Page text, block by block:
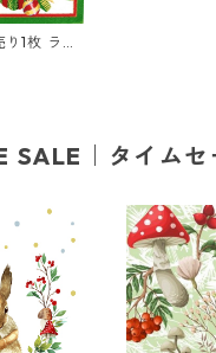
1枚 ラン
プキン M
SALE｜タイムセ